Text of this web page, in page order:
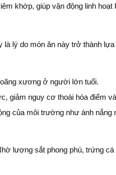
khớp, giúp vận động linh hoạt
lý do món ăn này trở thành
xương ở người lớn tuổi.
giảm nguy cơ thoái hóa điểm
của môi trường như ánh nắng
lượng sắt phong phú, trứng